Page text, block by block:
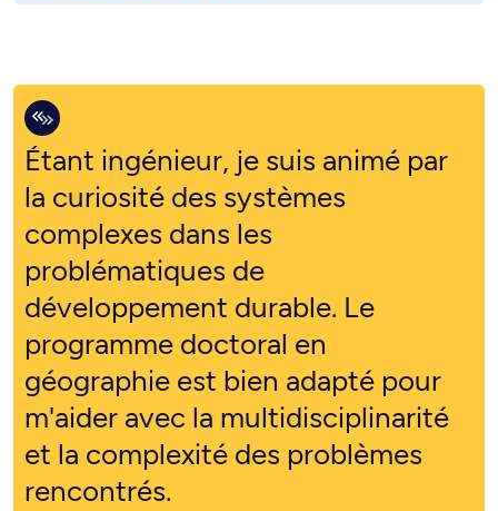
Étant ingénieur, je suis animé par
la curiosité des systèmes
complexes dans les
problématiques de
développement durable. Le
programme doctoral en
géographie est bien adapté pour
m'aider avec la multidisciplinarité
et la complexité des problèmes
rencontrés.